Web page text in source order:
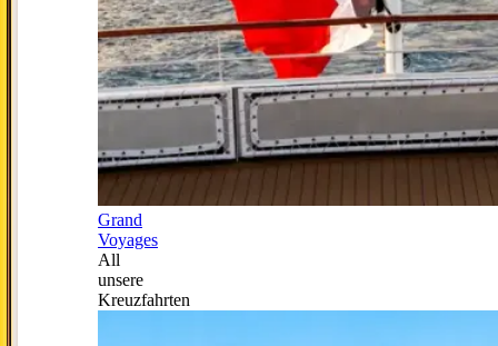
Grand
Voyages
All
unsere
Kreuzfahrten